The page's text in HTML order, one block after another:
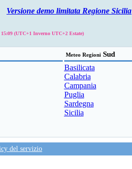
Versione demo limitata Regione Sicilia
(UTC+1 Inverno UTC+2 Estate)
Meteo RegioniSud
Basilicata
Calabria
Campania
Puglia
Sardegna
Sicilia
del servizio